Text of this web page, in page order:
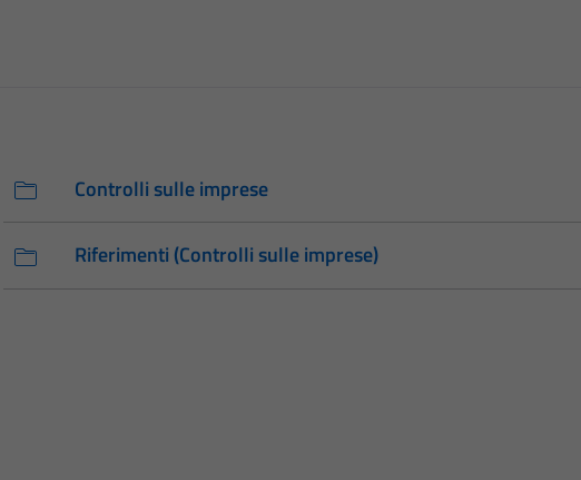
Controlli sulle imprese
Riferimenti (Controlli sulle imprese)